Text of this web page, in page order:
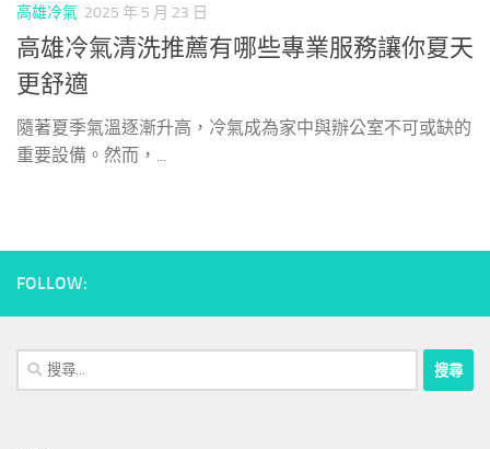
高雄冷氣 2025 年 5 月 23 日
高雄冷氣清洗推薦有哪些專業服務讓你夏天
更舒適
隨著夏季氣溫逐漸升高，冷氣成為家中與辦公室不可或缺的
重要設備。然而，...
FOLLOW:
搜
尋